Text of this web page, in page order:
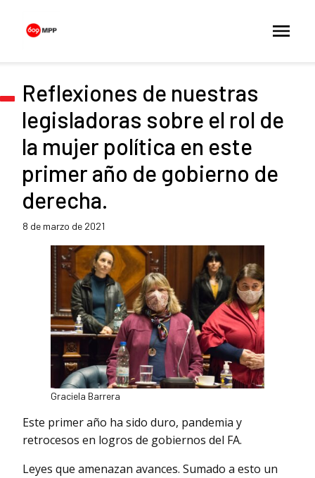
Reflexiones de nuestras
legisladoras sobre el rol de
la mujer política en este
primer año de gobierno de
derecha.
8 de marzo de 2021
Graciela Barrera
Este primer año ha sido duro, pandemia y
retrocesos en logros de gobiernos del FA.
Leyes que amenazan avances. Sumado a esto un